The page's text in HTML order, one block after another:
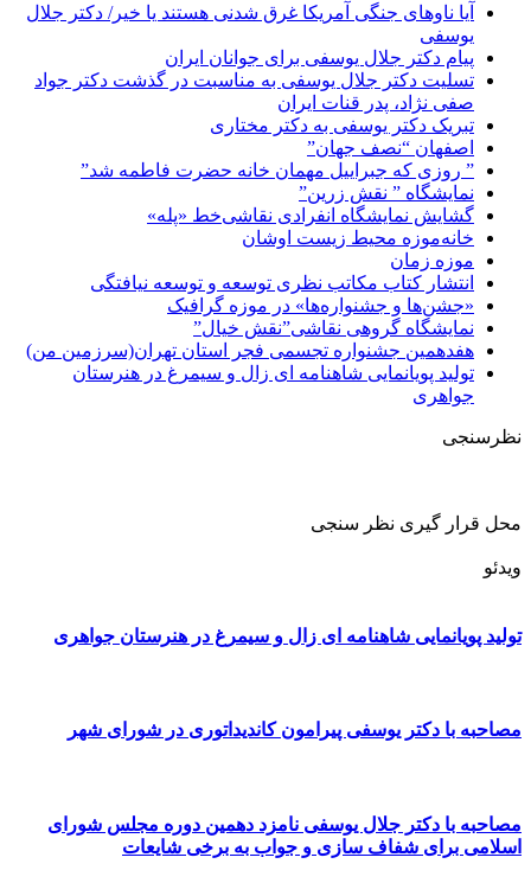
آیا ناوهای جنگی آمریکا غرق شدنی هستند یا خیر/ دکتر جلال
یوسفی
پیام دکتر جلال یوسفی برای جوانان ایران
تسلیت دکتر جلال یوسفی به مناسبت در گذشت دکتر جواد
صفی نژاد، پدر قنات ایران
تبریک دکتر یوسفی به دکتر مختاری
اصفهان “نصف جهان”
” روزی که جبراییل مهمان خانه حضرت فاطمه شد”
نمایشگاه ” نقش زرین”
گشایش نمایشگاه انفرادی نقاشی‌خط «پله»
خانه‌موزه محیط‌ زیست اوشان
موزه زمان
انتشار کتاب مکاتب نظری توسعه و توسعه نیافتگی
«جشن‌ها و جشنواره‌ها» در موزه گرافیک
نمایشگاه گروهی نقاشی”نقش خیال”
هفدهمین جشنواره تجسمی فجر استان تهران(سرزمین من)
تولید پویانمایی شاهنامه ای زال و سیمرغ در هنرستان
جواهری
نظرسنجی
محل قرار گیری نظر سنجی
ویدئو
تولید پویانمایی شاهنامه ای زال و سیمرغ در هنرستان جواهری
مصاحبه با دکتر یوسفی پیرامون کاندیداتوری در شورای شهر
مصاحبه با دکتر جلال یوسفی نامزد دهمین دوره مجلس شورای
اسلامی برای شفاف سازی و جواب به برخی شایعات